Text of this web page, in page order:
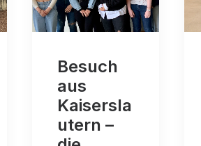
Besuch
aus
Kaisersla
utern –